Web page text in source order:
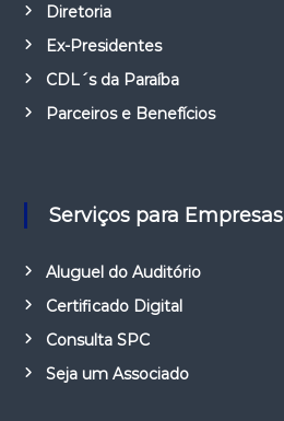
Diretoria
Ex-Presidentes
CDL´s da Paraíba
Parceiros e Benefícios
Serviços para Empresas
Aluguel do Auditório
Certificado Digital
Consulta SPC
Seja um Associado